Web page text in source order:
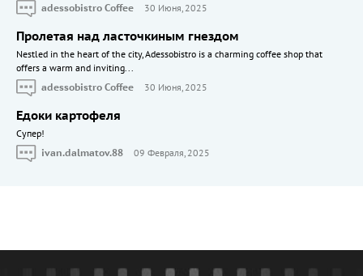
adessobistro Coffee
30 Июня, 2025
Пролетая над ласточкиным гнездом
Nestled in the heart of the city, Adessobistro is a charming coffee shop that
offers a warm and inviting...
adessobistro Coffee
30 Июня, 2025
Едоки картофеля
Cупер!
ivan.dalmatov.88
09 Февраля, 2025